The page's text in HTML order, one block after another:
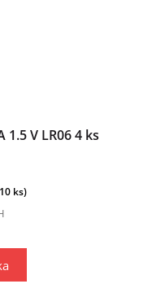
1.5 V LR06 4 ks
ks)